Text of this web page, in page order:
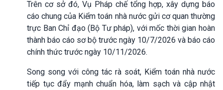
Trên cơ sở đó, Vụ Pháp chế tổng hợp, xây dựng báo
cáo chung của Kiểm toán nhà nước gửi cơ quan thường
trực Ban Chỉ đạo (Bộ Tư pháp), với mốc thời gian hoàn
thành báo cáo sơ bộ trước ngày 10/7/2026 và báo cáo
chính thức trước ngày 10/11/2026.
Song song với công tác rà soát, Kiểm toán nhà nước
tiếp tục đẩy mạnh chuẩn hóa, làm sạch và cập nhật